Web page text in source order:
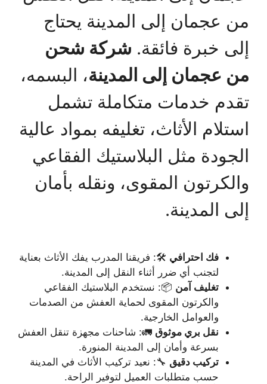
من عجمان إلى المدينة يحتاج
إلى خبرة فائقة. شركة شحن
من عجمان إلى المدينة، البسمه،
تقدم خدمات متكاملة تشمل
استلام الأثاث، تغليفه بمواد عالية
الجودة مثل البلاستيك الفقاعي
والكرتون المقوى، ونقله بأمان
إلى المدينة.
فك احترافي 🛠️: فريقنا المدرب يفك الأثاث بعناية
لتجنب أي ضرر أثناء النقل إلى المدينة.
تغليف آمن 📦: نستخدم البلاستيك الفقاعي
والكرتون المقوى لحماية العفش من الصدمات
والعوامل الخارجية.
نقل بري موثوق 🚛: شاحنات مجهزة تنقل العفش
بسرعة وأمان إلى المدينة المنورة.
تركيب دقيق 🔧: نعيد تركيب الأثاث في المدينة
حسب متطلبات العميل لتوفير الراحة.